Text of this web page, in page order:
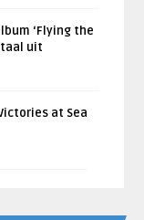
‘Flying the
uit
at Sea